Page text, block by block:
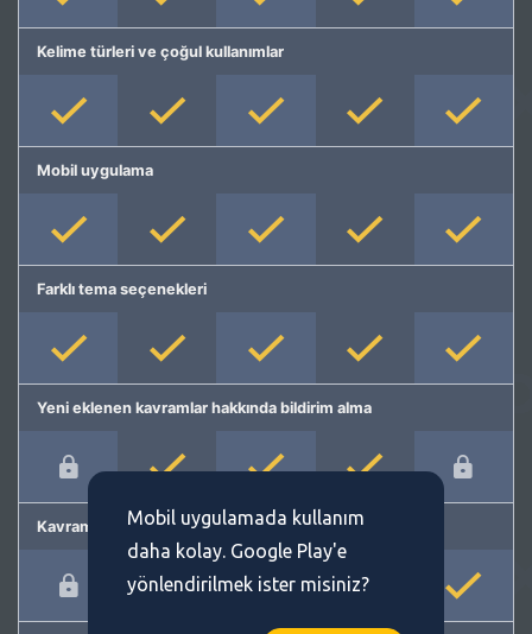
Kelime türleri ve çoğul kullanımlar
Mobil uygulama
Farklı tema seçenekleri
Yeni eklenen kavramlar hakkında bildirim alma
Kavram önermeMobil uygulamada kullanım
daha kolay. Google Play'e
yönlendirilmek ister misiniz?